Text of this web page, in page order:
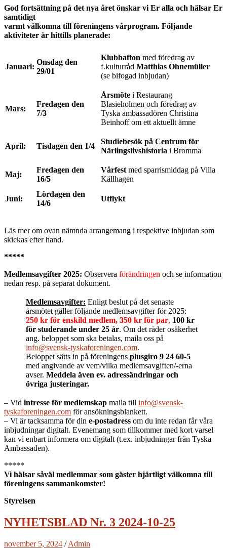
God fortsättning på det nya året önskar vi Er alla och hälsar Er
samtidigt
varmt välkomna till föreningens vårprogram. Följande
aktiviteter är hittills planerade:
Januari:
Onsdag den
29/01
Klubbafton med föredrag av
f.kulturrådMatthias Ohnemüller
(se bifogad inbjudan)
Mars:
Fredagen den
7/3
Årsmöte i Restaurang
Blasieholmen och föredrag av
Tyska ambassadören Christina
Beinhoff om ett aktuellt ämne
April: Tisdagen den 1/4
Studiebesök på Centrum för
Närlingslivshistoria i Bromma
Maj:
Fredagen den
16/5
Vårfest med sparrismiddag på Villa
Källhagen
Juni:
Lördagen den
14/6
Utflykt
Läs mer om ovan nämnda arrangemang i respektive inbjudan som
skickas efter hand.
*****
Medlemsavgifter 2025: Observera förändringen och se information
nedan resp. på separat dokument.
Medlemsavgifter: Enligt beslut på det senaste
årsmötet gäller följande medlemsavgifter för 2025:
250 kr för enskild medlem, 350 kr för par, 100 kr
för studerande under 25 år. Om det råder osäkerhet
ang. beloppet som ska betalas, maila oss på
info@svensk-tyskaforeningen.com.
Beloppet sätts in på föreningens plusgiro 9 24 60-5
med angivande av vem/vilka medlemsavgiften/-erna
avser. Meddela även ev. adressändringar och
övriga justeringar.
– Vid intresse för medlemskap maila till info@svensk-
tyskaforeningen.com för ansökningsblankett.
– Vi är tacksamma för din e-postadress om du inte redan får våra
inbjudningar digitalt. Evenemang som tillkommer med kort varsel
kan vi enbart informera om digitalt (t.ex. inbjudningar från Tyska
Ambassaden).
*****
Vi hälsar såväl medlemmar som gäster hjärtligt välkomna till
föreningens sammankomster!
Styrelsen
NYHETSBLAD Nr. 3 2024-10-25
november 5, 2024 /Admin